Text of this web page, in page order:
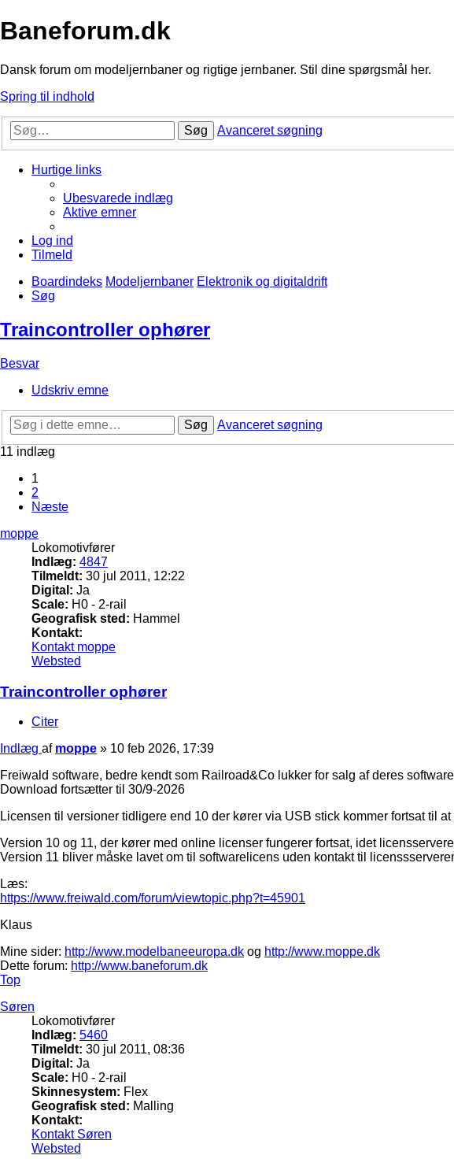
Baneforum.dk
Dansk forum om modeljernbaner og rigtige jernbaner. Stil dine spørgsmål her.
Spring til indhold
Søg Avanceret søgning
Hurtige links
Ubesvarede indlæg
Aktive emner
Log ind
Tilmeld
Boardindeks Modeljernbaner Elektronik og digitaldrift
Søg
Traincontroller ophører
Besvar
Udskriv emne
Søg
Avanceret søgning
11 indlæg
1
2
Næste
moppe
Lokomotivfører
Indlæg: 4847
Tilmeldt: 30 jul 2011, 12:22
Digital: Ja
Scale: H0 - 2-rail
Geografisk sted: Hammel
Kontakt:
Kontakt moppe
Websted
Traincontroller ophører
Citer
Indlæg af moppe » 10 feb 2026, 17:39
Freiwald software, bedre kendt som Railroad&Co lukker for salg af deres
Download fortsætter til 30/9-2026
Licensen til versioner tidligere end 10 der kører via USB stick kommer fortsat til
Version 10 og 11, der kører med online licenser fungerer fortsat, idet
Version 11 bliver måske lavet om til softwarelicens uden kontakt til
Læs:
https://www.freiwald.com/forum/viewtopic.php?t=45901
Klaus
Mine sider: http://www.modelbaneeuropa.dk og http://www.moppe.dk
Dette forum: http://www.baneforum.dk
Top
Søren
Lokomotivfører
Indlæg: 5460
Tilmeldt: 30 jul 2011, 08:36
Digital: Ja
Scale: H0 - 2-rail
Skinnesystem: Flex
Geografisk sted: Malling
Kontakt:
Kontakt Søren
Websted